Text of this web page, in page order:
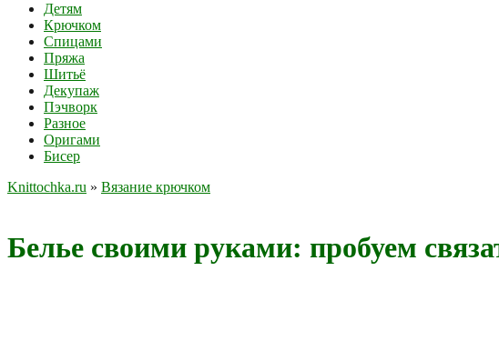
Детям
Крючком
Спицами
Пряжа
Шитьё
Декупаж
Пэчворк
Разное
Оригами
Бисер
Knittochka.ru » Вязание крючком
Белье своими руками: пробуем